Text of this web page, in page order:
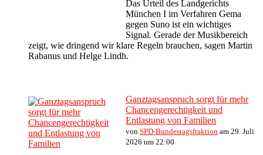
Das Urteil des Landgerichts
München I im Verfahren Gema
gegen Suno ist ein wichtiges
Signal. Gerade der Musikbereich
zeigt, wie dringend wir klare Regeln brauchen, sagen Martin
Rabanus und Helge Lindh.
Ganztagsanspruch sorgt für mehr
Chancengerechtigkeit und
Entlastung von Familien
von SPD-Bundestagsfraktion am 29. Juli
2026 um 22:00